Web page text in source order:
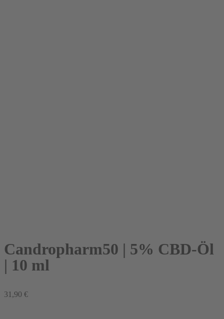
Candropharm50 | 5% CBD-Öl
| 10 ml
31,90 €